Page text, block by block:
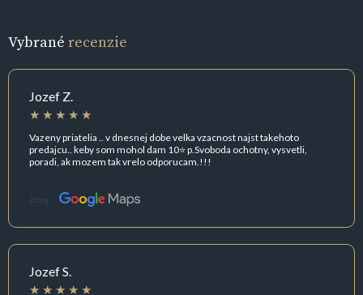
Vybrané recenzie
Jozef Z.
Vazeny priatelia .. v dnesnej dobe velka vzacnost najst takehoto
predajcu.. keby som mohol dam 10⭐️ p.Svoboda ochotny, vysvetli,
poradi, ak mozem tak vrelo odporucam.!!!
Zdroj:
Jozef S.